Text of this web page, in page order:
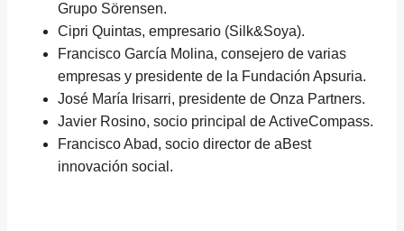
Grupo Sörensen.
Cipri Quintas, empresario (Silk&Soya).
Francisco García Molina, consejero de varias
empresas y presidente de la Fundación Apsuria.
José María Irisarri, presidente de Onza Partners.
Javier Rosino, socio principal de ActiveCompass.
Francisco Abad, socio director de aBest
innovación social.